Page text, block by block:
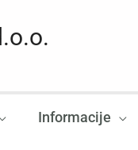
Informacije